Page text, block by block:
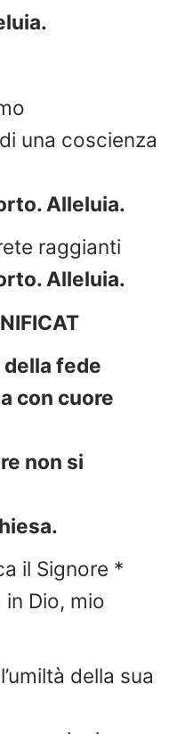
una coscienza
Alleluia.
raggianti
Alleluia.
fede
con cuore
non si
il Signore *
Dio, mio
della sua